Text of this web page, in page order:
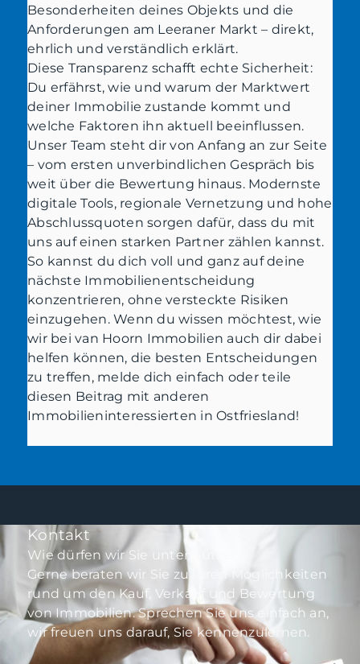
Besonderheiten deines Objekts und die
Anforderungen am Leeraner Markt – direkt,
ehrlich und verständlich erklärt.
Diese Transparenz schafft echte Sicherheit:
Du erfährst, wie und warum der Marktwert
deiner Immobilie zustande kommt und
welche Faktoren ihn aktuell beeinflussen.
Unser Team steht dir von Anfang an zur Seite
– vom ersten unverbindlichen Gespräch bis
weit über die Bewertung hinaus. Modernste
digitale Tools, regionale Vernetzung und hohe
Abschlussquoten sorgen dafür, dass du mit
uns auf einen starken Partner zählen kannst.
So kannst du dich voll und ganz auf deine
nächste Immobilienentscheidung
konzentrieren, ohne versteckte Risiken
einzugehen. Wenn du wissen möchtest, wie
wir bei van Hoorn Immobilien auch dir dabei
helfen können, die besten Entscheidungen
zu treffen, melde dich einfach oder teile
diesen Beitrag mit anderen
Immobilieninteressierten in Ostfriesland!
Kontakt
Wie dürfen wir Sie unterstützen?
Gerne beraten wir Sie zu Ihren Möglichkeiten
rund um den Kauf, Verkauf und Bewertung
von Immobilien. Sprechen Sie uns einfach an,
wir freuen uns darauf, Sie kennenzulernen.